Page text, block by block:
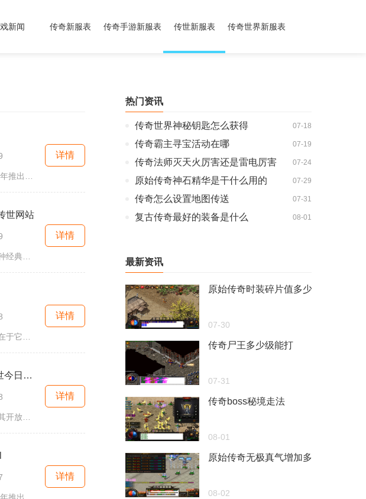
新闻 传奇新服表 传奇手游新服表 传世新服表 传奇世界新服表
详情
世网站
详情
详情
45woool找传世今日新开
详情
详情
热门资讯
传奇世界神秘钥匙怎么获得 07-18
传奇霸主寻宝活动在哪 07-19
传奇法师灭天火厉害还是雷电厉害 07-24
原始传奇神石精华是干什么用的 07-29
传奇怎么设置地图传送 07-31
复古传奇最好的装备是什么 08-01
最新资讯
原始传奇时装碎片值多少元宝啊
07-30
传奇尸王多少级能打
07-31
传奇boss秘境走法
08-01
原始传奇无极真气增加多少道术
08-02